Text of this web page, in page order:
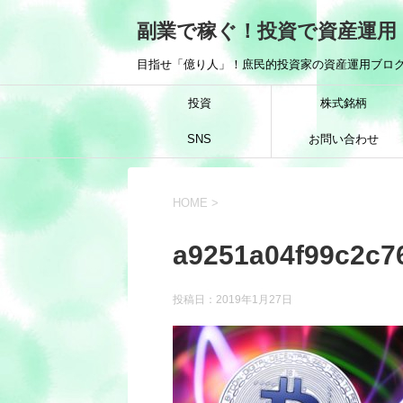
副業で稼ぐ！投資で資産運
目指せ「億り人」！庶民的投資家の資産運用ブ
投資 株式銘柄
SNS お問い合わせ
HOME >
投稿日： 2019年1月27日